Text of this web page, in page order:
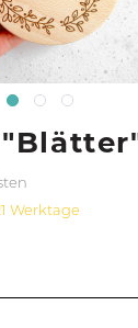
Werktage